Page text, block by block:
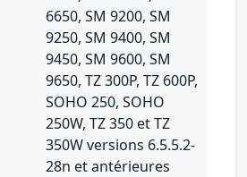
6650, SM 9200, SM
9250, SM 9400, SM
9450, SM 9600, SM
9650, TZ 300P, TZ 600P,
SOHO 250, SOHO
250W, TZ 350 et TZ
350W versions 6.5.5.2-
28n et antérieures